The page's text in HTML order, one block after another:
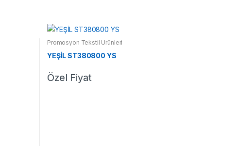
Promosyon Tekstil Ürünleri
YEŞİL ST380800 YS
Özel Fiyat